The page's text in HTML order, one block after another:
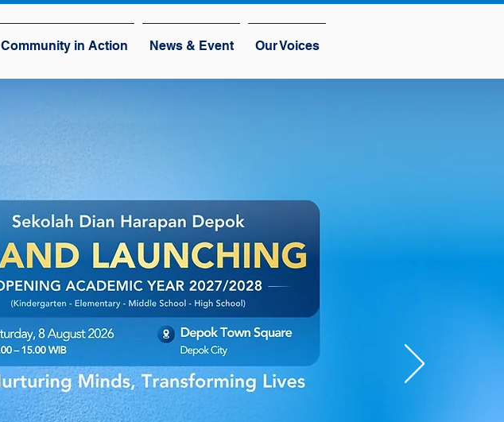
Community in Action News & Event Our Voices